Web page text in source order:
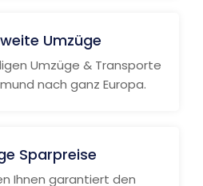
Umzüge
Umzüge & Transporte
nach ganz Europa.
Sparpreise
Ihnen garantiert den